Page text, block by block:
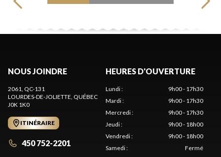
NOUS JOINDRE
2061, QC-131
LOURDES-DE-JOLIETTE , QUÉBEC
J0K 1K0
ITINÉRAIRE
450 752-2201
HEURES D'OUVERTURE
Lundi:
9h00 - 17h30
Mardi:
9h00 - 17h30
Mercredi:
9h00 - 17h30
Jeudi:
9h00 - 18h00
Vendredi:
9h00 - 18h00
Samedi:
Fermé